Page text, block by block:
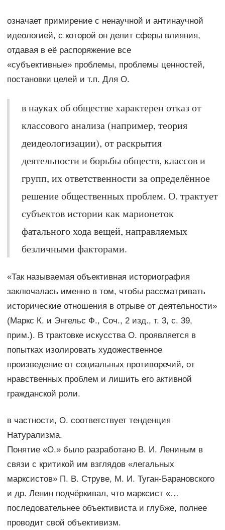
означает примирение с ненаучной и антинаучной
идеологией, с которой он делит сферы влияния,
отдавая в её распоряжение все
«субъективные» проблемы, проблемы ценностей,
постановки целей и т.п. Для О.
в науках об обществе характерен отказ от
классового анализа (например, теория
деидеологизации), от раскрытия
деятельности и борьбы обществ, классов и
групп, их ответственности за определённое
решение общественных проблем. О. трактует
субъектов истории как марионеток
фатального хода вещей, направляемых
безличными факторами.
«Так называемая объективная историография
заключалась именно в том, чтобы рассматривать
исторические отношения в отрыве от деятельности»
(Маркс К. и Энгельс Ф., Соч., 2 изд., т. 3, с. 39,
прим.). В трактовке искусства О. проявляется в
попытках изолировать художественное
произведение от социальных противоречий, от
нравственных проблем и лишить его активной
гражданской роли.
в частности, О. соответствует тенденция
Натурализма.
Понятие «О.» было разработано В. И. Лениным в
связи с критикой им взглядов «легальных
марксистов» П. В. Струве, М. И. Туган-Барановского
и др. Ленин подчёркивал, что марксист «…
последовательнее объективиста и глубже, полнее
проводит свой объективизм.